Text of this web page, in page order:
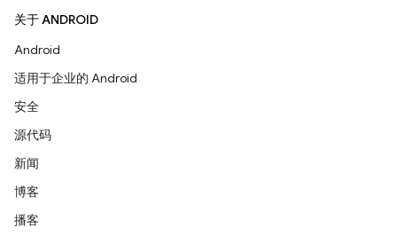
关于 ANDROID
Android
适用于企业的 Android
安全
源代码
新闻
博客
播客